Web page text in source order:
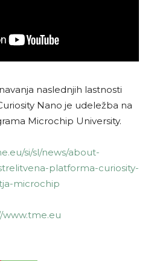
naslednjih lastnosti
Nano je udeležba na
Microchip University.
si/sl/news/about-
platforma-curiosity-
microchip
www.tme.eu